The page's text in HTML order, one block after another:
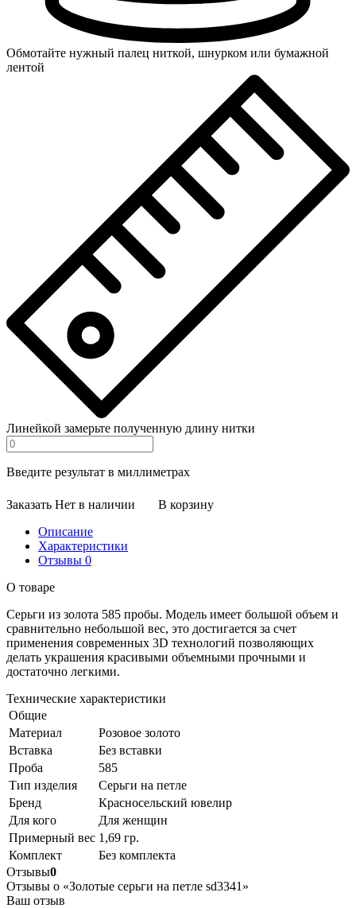
Обмотайте нужный палец ниткой, шнурком или бумажной
лентой
Линейкой замерьте полученную длину нитки
Введите результат в миллиметрах
Заказать Нет в наличии
В корзину
Описание
Характеристики
Отзывы 0
О товаре
Серьги из золота 585 пробы. Модель имеет большой объем и
сравнительно небольшой вес, это достигается за счет
применения современных 3D технологий позволяющих
делать украшения красивыми объемными прочными и
достаточно легкими.
Технические характеристики
Общие
Материал
Розовое золото
Вставка
Без вставки
Проба
585
Тип изделия
Серьги на петле
Бренд
Красносельский ювелир
Для кого
Для женщин
Примерный вес 1,69 гр.
Комплект
Без комплекта
Отзывы0
Отзывы о «Золотые серьги на петле sd3341»
Ваш отзыв